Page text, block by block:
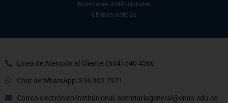
Novedades institucionales
Últimas noticias
Línea de Atención al Cliente: (604) 540 4360
Chat de WhatsApp: 316 302 7971
Correo electrónico institucional: secretariageneral@ensa.edu.co